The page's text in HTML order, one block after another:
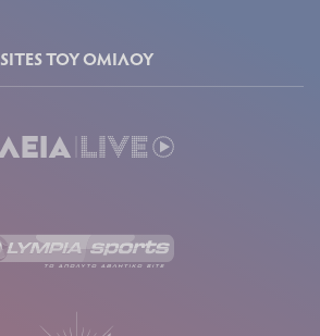
SITES ΤΟΥ ΟΜΙΛΟΥ